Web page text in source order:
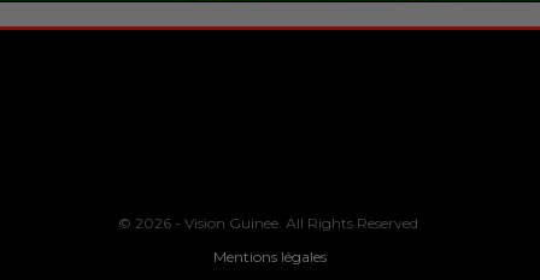
© 2026 - Vision Guinee. All Rights Reserved.
Mentions légales